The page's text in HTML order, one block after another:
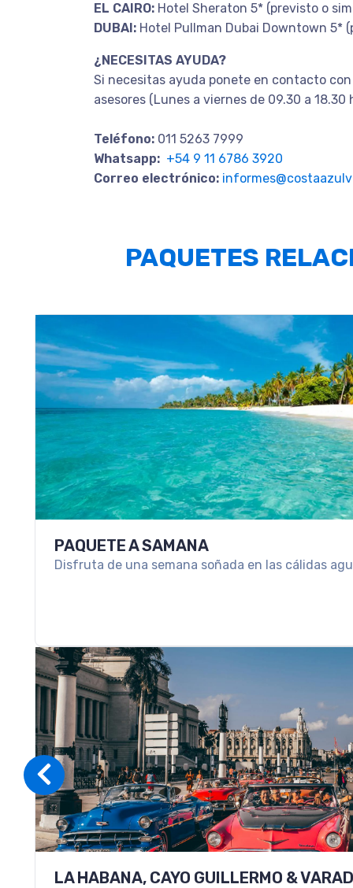
EL CAIRO: Hotel Sheraton 5* (previsto o
DUBAI: Hotel Pullman Dubai Downtown 5*
¿NECESITAS AYUDA?
Si necesitas ayuda ponete en contacto
asesores (Lunes a viernes de 09.30 a 18.30
Teléfono: 011 5263 7999
Whatsapp: +54 9 11 6786 3920
Correo electrónico:
PAQUETES
PAQUETE A SAMANA
Disfruta de una semana soñada en las cálidas
LA HABANA, CAYO GUILLERMO &